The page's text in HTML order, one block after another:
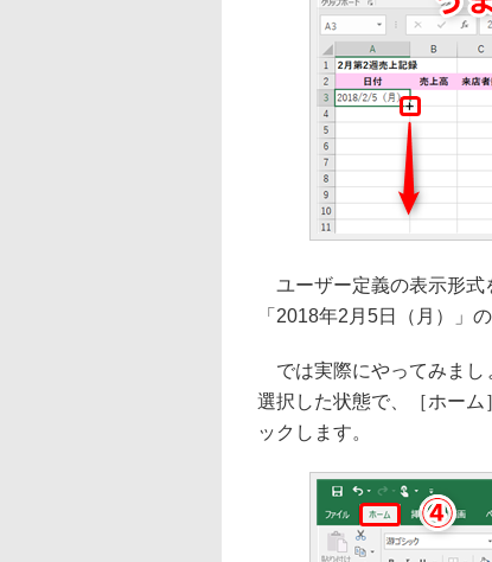
ユーザー定義の表示形式
「2018年2月5日（月）」
では実際にやってみまし
選択した状態で、［ホー
ックします。